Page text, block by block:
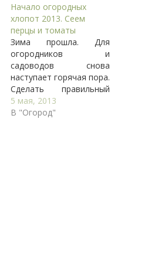
Начало огородных
хлопот 2013. Сеем
перцы и томаты
Зима прошла. Для
огородников и
садоводов снова
наступает горячая пора.
Сделать правильный
старт сейчас очень
важно, а именно
5 мая, 2013
В "Огород"